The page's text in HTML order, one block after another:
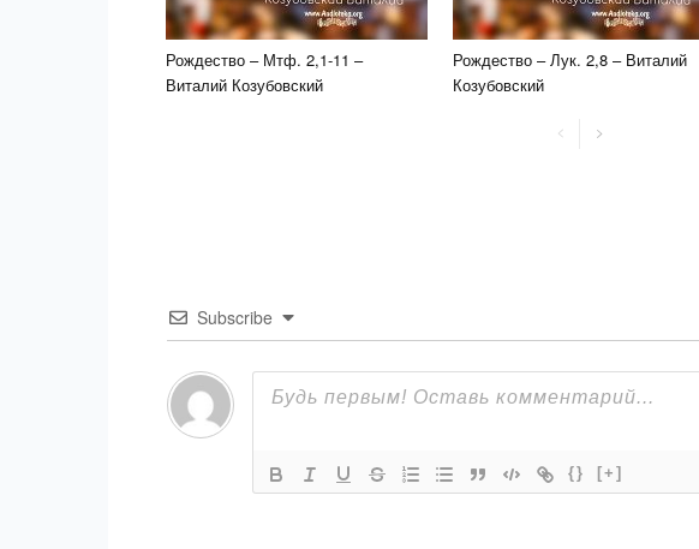
Рождество – Мтф. 2,1-11 –
Виталий Козубовский
Рождество – Лук. 2,8 – Виталий
Козубовский
Subscribe
{} [+]